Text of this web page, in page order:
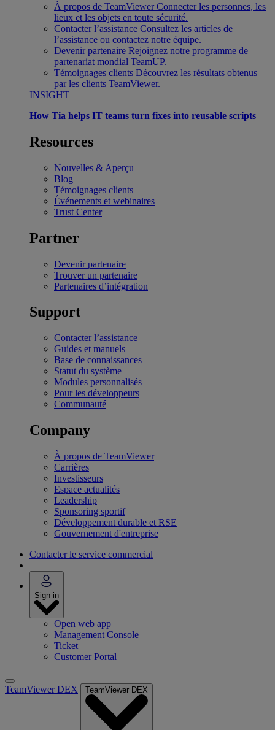
À propos de TeamViewer Connecter les personnes, les
lieux et les objets en toute sécurité.
Contacter l’assistance Consultez les articles de
l’assistance ou contactez notre équipe.
Devenir partenaire Rejoignez notre programme de
partenariat mondial TeamUP.
Témoignages clients Découvrez les résultats obtenus
par les clients TeamViewer.
INSIGHT
How Tia helps IT teams turn fixes into reusable scripts
Resources
Nouvelles & Aperçu
Blog
Témoignages clients
Événements et webinaires
Trust Center
Partner
Devenir partenaire
Trouver un partenaire
Partenaires d’intégration
Support
Contacter l’assistance
Guides et manuels
Base de connaissances
Statut du système
Modules personnalisés
Pour les développeurs
Communauté
Company
À propos de TeamViewer
Carrières
Investisseurs
Espace actualités
Leadership
Sponsoring sportif
Développement durable et RSE
Gouvernement d'entreprise
Contacter le service commercial
Sign in
Open web app
Management Console
Ticket
Customer Portal
TeamViewer DEX TeamViewer DEX